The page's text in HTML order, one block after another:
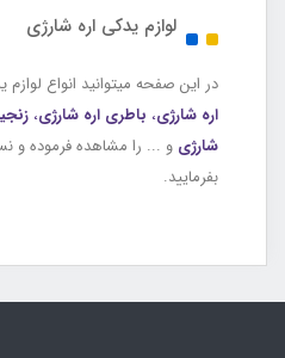
لوازم یدکی اره شارژی
در این صفحه میتوانید انواع
اره شارژی، باطری اره شارژی،
شارژی و ... را مشاهده فرموده و
بفرمایید.